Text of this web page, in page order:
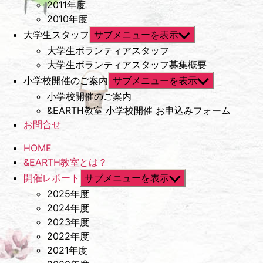
2011年度
2010年度
大学生スタッフ サブメニューを表示
大学生ボランティアスタッフ
大学生ボランティアスタッフ募集概要
小学校開催のご案内 サブメニューを表示
小学校開催のご案内
&EARTH教室 小学校開催 お申込みフォーム
お問合せ
HOME
&EARTH教室とは？
開催レポート サブメニューを表示
2025年度
2024年度
2023年度
2022年度
2021年度